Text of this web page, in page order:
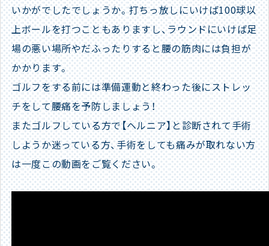
いかがでしたでしょうか。打ちっ放しにいけば100球以
上ボールを打つこともありますし、ラウンドにいけば足
場の悪い場所やだふったりすると腰の筋肉には負担が
かかります。
ゴルフをする前には準備運動と終わった後にストレッ
チをして腰痛を予防しましょう！
またゴルフしている方で【ヘルニア】と診断されて手術
しようか迷っている方、手術をしても痛みが取れない方
は一度この動画をご覧ください。